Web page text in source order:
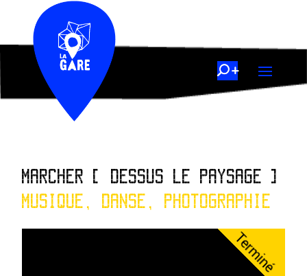
MARCHER [ DESSUS LE PAYSAGE ]
MUSIQUE, DANSE, PHOTOGRAPHIE
Terminé